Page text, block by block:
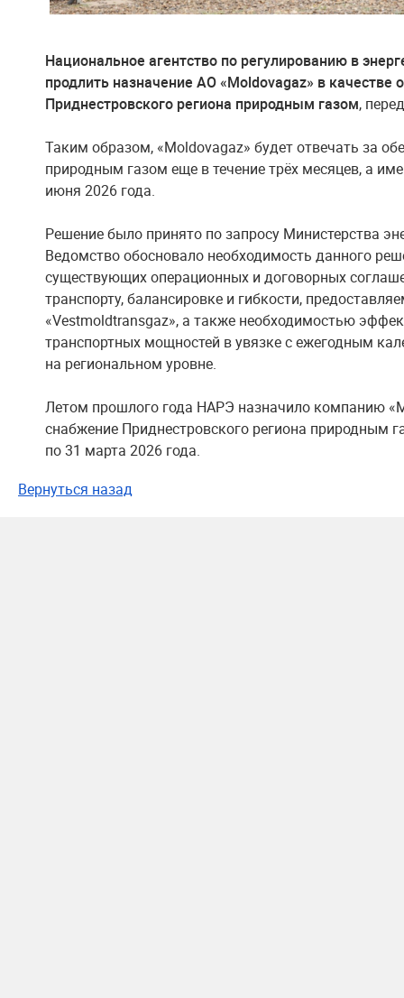
Национальное агентство по регулированию в
продлить назначение АО «Moldovagaz» в качестве
Приднестровского региона природным газом,
Таким образом, «Moldovagaz» будет отвечать за
природным газом еще в течение трёх месяцев, а
июня 2026 года.
Решение было принято по запросу Министерства
Ведомство обосновало необходимость данного
существующих операционных и договорных
транспорту, балансировке и гибкости,
«Vestmoldtransgaz», а также необходимостью
транспортных мощностей в увязке с ежегодным
на региональном уровне.
Летом прошлого года НАРЭ назначило компанию
снабжение Приднестровского региона природным
по 31 марта 2026 года.
Вернуться назад